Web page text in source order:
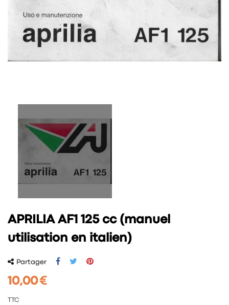
APRILIA AF1 125 cc (manuel
utilisation en italien)
Partager
10,00 €
TTC